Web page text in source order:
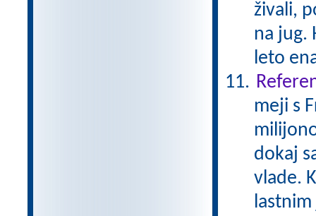
živali,
na jug.
leto
meji s
dokaj
vlade.